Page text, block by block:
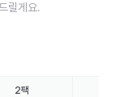
릴게요.
2팩